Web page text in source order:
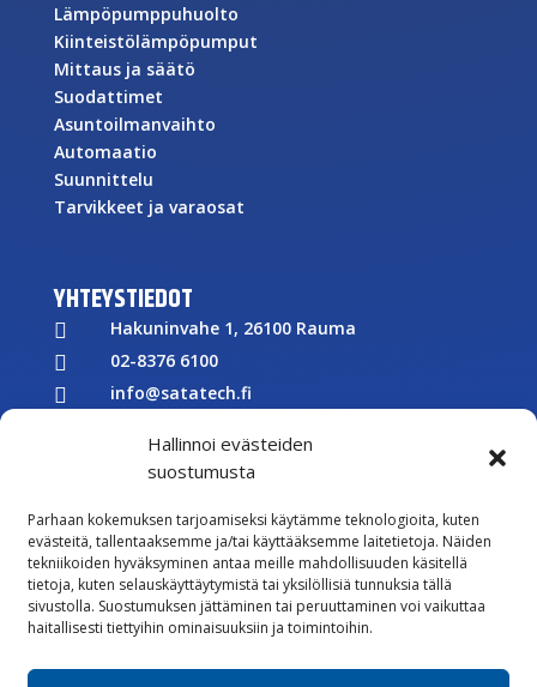
Hallinnoi evästeiden
suostumusta
Parhaan kokemuksen tarjoamiseksi käytämme teknologioita, kuten
evästeitä, tallentaaksemme ja/tai käyttääksemme laitetietoja. Näiden
tekniikoiden hyväksyminen antaa meille mahdollisuuden käsitellä
tietoja, kuten selauskäyttäytymistä tai yksilöllisiä tunnuksia tällä
sivustolla. Suostumuksen jättäminen tai peruuttaminen voi vaikuttaa
haitallisesti tiettyihin ominaisuuksiin ja toimintoihin.
Lämpöpumppuhuolto
Kiinteistölämpöpumput
Mittaus ja säätö
Suodattimet
Asuntoilmanvaihto
Automaatio
Suunnittelu
Tarvikkeet ja varaosat
YHTEYSTIEDOT
 Hakuninvahe 1, 26100 Rauma
 02-8376 6100
 info@satatech.fi
Y-tunnus: 2575266-3
 Töihin meille
 Lähetä meille palautetta
 Seuraa meitä Facebookissa
